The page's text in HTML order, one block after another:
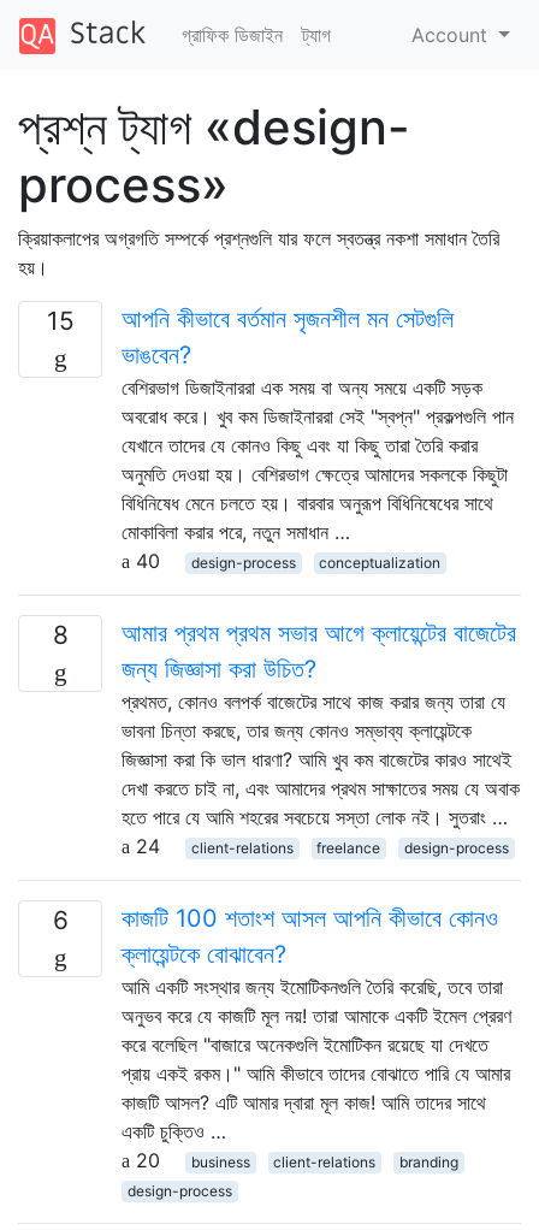
গ্রাফিক ডিজাইন ট্যাগ Account
প্রশ্ন ট্যাগ «design-
process»
ক্রিয়াকলাপের অগ্রগতি সম্পর্কে প্রশ্নগুলি যার ফলে স্বতন্ত্র নকশা সমাধান তৈরি
হয়।
15
আপনি কীভাবে বর্তমান সৃজনশীল মন সেটগুলি
ভাঙবেন?
বেশিরভাগ ডিজাইনাররা এক সময় বা অন্য সময়ে একটি সড়ক
অবরোধ করে। খুব কম ডিজাইনাররা সেই "স্বপ্ন" প্রকল্পগুলি পান
যেখানে তাদের যে কোনও কিছু এবং যা কিছু তারা তৈরি করার
অনুমতি দেওয়া হয়। বেশিরভাগ ক্ষেত্রে আমাদের সকলকে কিছুটা
বিধিনিষেধ মেনে চলতে হয়। বারবার অনুরূপ বিধিনিষেধের সাথে
মোকাবিলা করার পরে, নতুন সমাধান …
40
design-process conceptualization
8
আমার প্রথম প্রথম সভার আগে ক্লায়েন্টের বাজেটের
জন্য জিজ্ঞাসা করা উচিত?
প্রথমত, কোনও বলপর্ক বাজেটের সাথে কাজ করার জন্য তারা যে
ভাবনা চিন্তা করছে, তার জন্য কোনও সম্ভাব্য ক্লায়েন্টকে
জিজ্ঞাসা করা কি ভাল ধারণা? আমি খুব কম বাজেটের কারও সাথেই
দেখা করতে চাই না, এবং আমাদের প্রথম সাক্ষাতের সময় যে অবাক
হতে পারে যে আমি শহরের সবচেয়ে সস্তা লোক নই। সুতরাং …
24
client-relations freelance design-process
6
কাজটি 100 শতাংশ আসল আপনি কীভাবে কোনও
ক্লায়েন্টকে বোঝাবেন?
আমি একটি সংস্থার জন্য ইমোটিকনগুলি তৈরি করেছি, তবে তারা
অনুভব করে যে কাজটি মূল নয়! তারা আমাকে একটি ইমেল প্রেরণ
করে বলেছিল "বাজারে অনেকগুলি ইমোটিকন রয়েছে যা দেখতে
প্রায় একই রকম।" আমি কীভাবে তাদের বোঝাতে পারি যে আমার
কাজটি আসল? এটি আমার দ্বারা মূল কাজ! আমি তাদের সাথে
একটি চুক্তিও …
20
business client-relations
branding
design-process